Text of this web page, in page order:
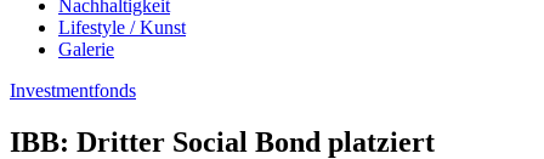
Nachhaltigkeit
Lifestyle / Kunst
Galerie
Investmentfonds
IBB: Dritter Social Bond platziert